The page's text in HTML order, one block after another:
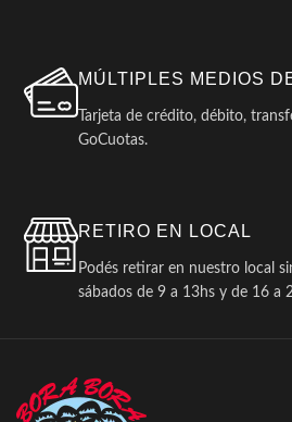
MÚLTIPLES MEDIOS
Tarjeta de crédito, débito,
GoCuotas.
RETIRO EN LOCAL
Podés retirar en nuestro local
sábados de 9 a 13hs y de 16 a